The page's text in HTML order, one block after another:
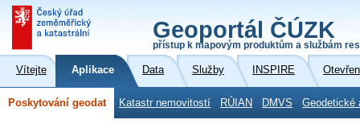
Geoportál ČÚZK
přístup k mapovým produktům a službám
Vítejte Aplikace Data Služby INSPIRE
Poskytování geodat Katastr nemovitostí RÚIAN DMVS Geodetické